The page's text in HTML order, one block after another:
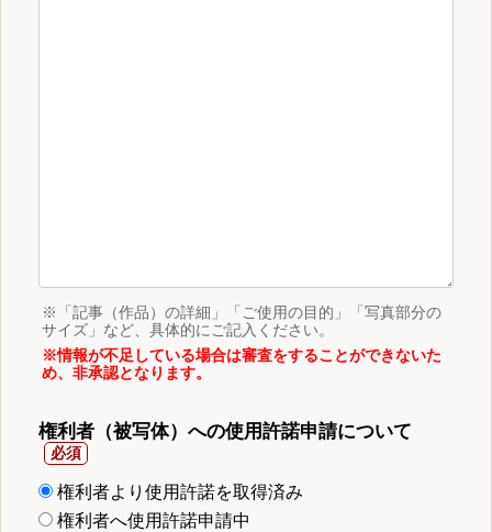
※「記事（作品）の詳細」「ご使用の目的」「写真部分の
サイズ」など、具体的にご記入ください。
※情報が不足している場合は審査をすることができないた
め、非承認となります。
権利者（被写体）への使用許諾申請について
権利者より使用許諾を取得済み
権利者へ使用許諾申請中